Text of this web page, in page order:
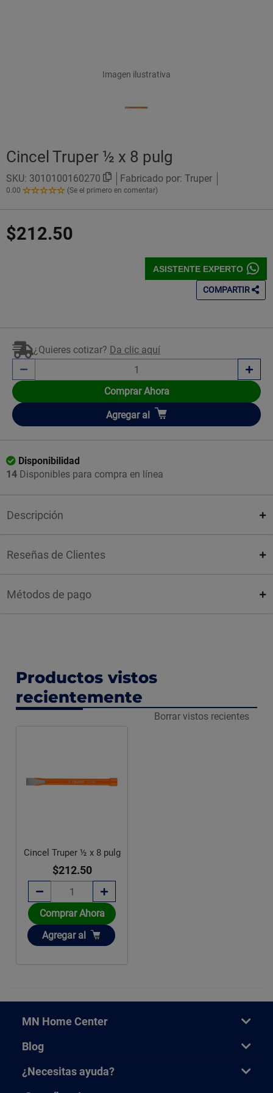
Imagen ilustrativa
Cincel Truper ½ x 8 pulg
SKU: 3010100160270 Fabricado por: Truper
0.00
0.00
Estrellas!
(Se el primero en comentar)
$212.50
ASISTENTE EXPERTO
COMPARTIR
¿Quieres cotizar? Da clic aquí
Comprar Ahora
Añadir
Agregar al
Disponibilidad
14 Disponibles para compra en línea
Descripción
Reseñas de Clientes
Métodos de pago
Productos vistos
recientemente
Borrar vistos recientes
Cincel Truper ½ x 8 pulg
$212.50
Comprar Ahora
Añadir
Agregar al
MN Home Center
Blog
¿Necesitas ayuda?